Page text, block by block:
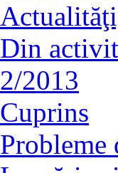
Din
2/2013
Cuprins
Probleme